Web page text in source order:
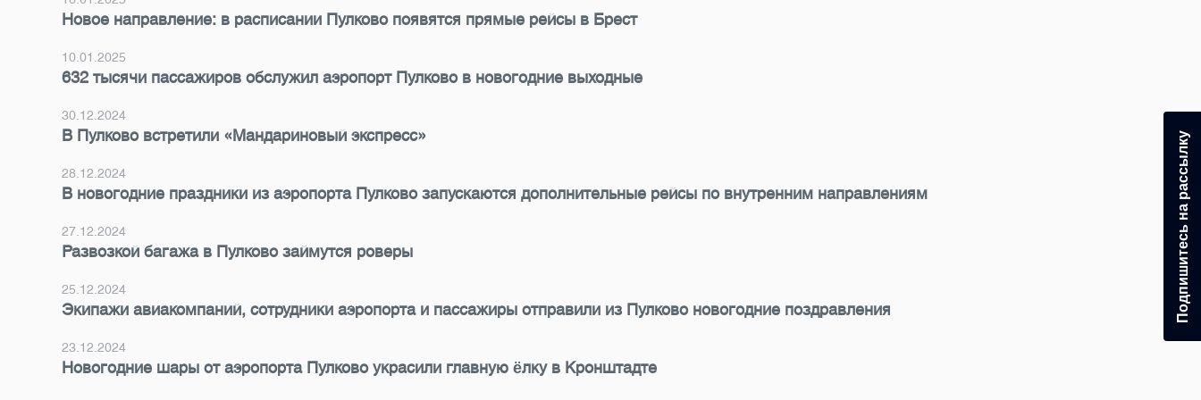
Новое направление: в расписании Пулково появятся прямые рейсы в Брест
10.01.2025
632 тысячи пассажиров обслужил аэропорт Пулково в новогодние выходные
30.12.2024
В Пулково встретили «Мандариновый экспресс»
28.12.2024
В новогодние праздники из аэропорта Пулково запускаются дополнительные рейсы по внутренним направлениям
27.12.2024
Развозкой багажа в Пулково займутся роверы
25.12.2024
Экипажи авиакомпаний, сотрудники аэропорта и пассажиры отправили из Пулково новогодние поздравления
23.12.2024
Новогодние шары от аэропорта Пулково украсили главную ёлку в Кронштадте
Подпишитесь на рассылку